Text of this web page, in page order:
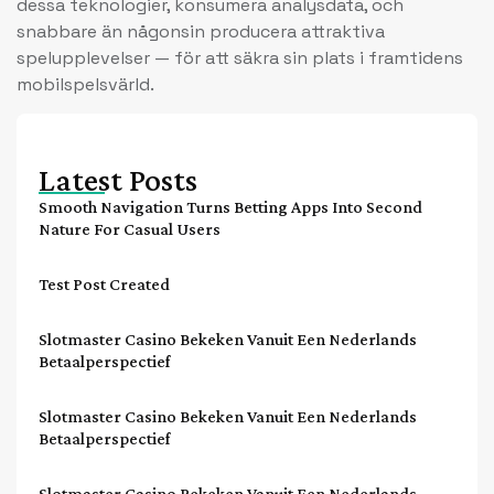
dessa teknologier, konsumera analysdata, och
snabbare än någonsin producera attraktiva
spelupplevelser — för att säkra sin plats i framtidens
mobilspelsvärld.
Latest Posts
Smooth Navigation Turns Betting Apps Into Second
Nature For Casual Users
Test Post Created
Slotmaster Casino Bekeken Vanuit Een Nederlands
Betaalperspectief
Slotmaster Casino Bekeken Vanuit Een Nederlands
Betaalperspectief